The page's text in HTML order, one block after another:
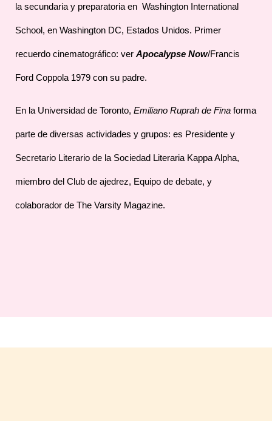
la secundaria y preparatoria en Washington International
School, en Washington DC, Estados Unidos. Primer
recuerdo cinematográfico: ver Apocalypse Now/Francis
Ford Coppola 1979 con su padre.
En la Universidad de Toronto, Emiliano Ruprah de Fina forma
parte de diversas actividades y grupos: es Presidente y
Secretario Literario de la Sociedad Literaria Kappa Alpha,
miembro del Club de ajedrez, Equipo de debate, y
colaborador de The Varsity Magazine.